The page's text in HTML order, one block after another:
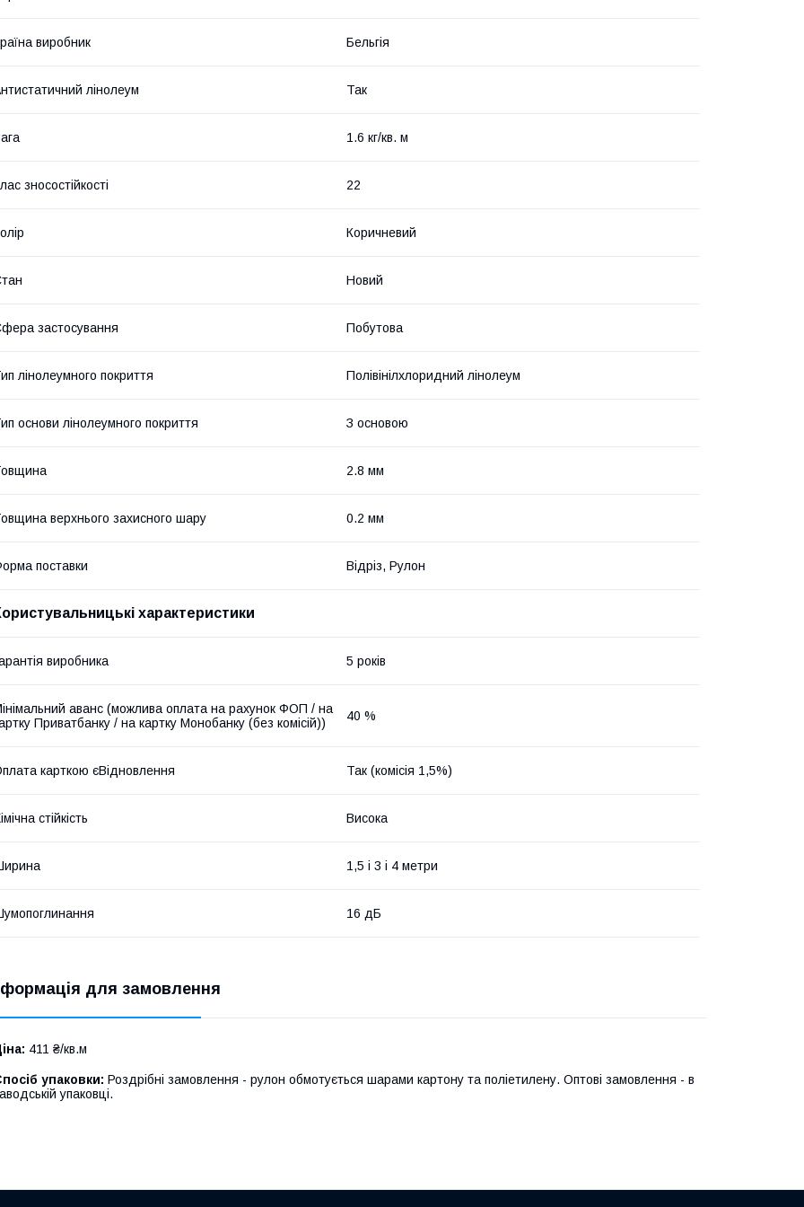
виробник Бельгія
лінолеум Так
1.6 кг/кв. м
зносостійкості 22
Коричневий
Новий
застосування Побутова
лінолеумного покриття Полівінілхлоридний лінолеум
основи лінолеумного покриття З основою
2.8 мм
верхнього захисного шару 0.2 мм
поставки Відріз, Рулон
характеристики
виробника 5 років
аванс (можлива оплата на рахунок ФОП / на
Приватбанку / на картку Монобанку (без комісій))
40 %
карткою єВідновлення Так (комісія 1,5%)
стійкість Висока
1,5 і 3 і 4 метри
16 дБ
для замовлення
411 ₴/кв.м
упаковки: Роздрібні замовлення - рулон обмотується шарами картону та поліетилену. Оптові замовлення - в
упаковці.